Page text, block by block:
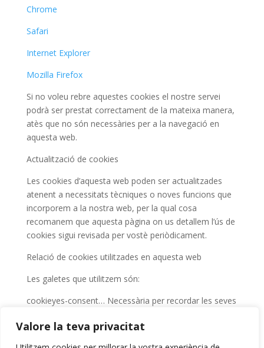
Valore la teva privacitat
Chrome
Safari
Internet Explorer
Mozilla Firefox
Si no voleu rebre aquestes cookies el nostre servei
podrà ser prestat correctament de la mateixa manera,
atès que no són necessàries per a la navegació en
aquesta web.
Actualització de cookies
Les cookies d’aquesta web poden ser actualitzades
atenent a necessitats tècniques o noves funcions que
incorporem a la nostra web, per la qual cosa
recomanem que aquesta pàgina on us detallem l’ús de
cookies sigui revisada per vostè periòdicament.
Relació de cookies utilitzades en aquesta web
Les galetes que utilitzem són:
cookieyes-consent… Necessària per recordar les seves
informatiu sobre cookies. No identificativa.